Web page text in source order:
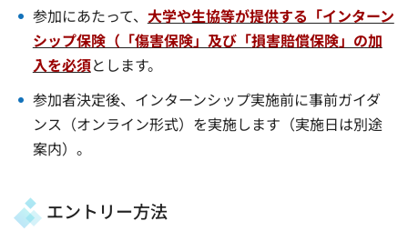
参加にあたって、 大学や生協等が提供する「インターン
シップ保険（「傷害保険」及び「損害賠償保険」の加
入を必須とします。
参加者決定後、インターンシップ実施前に事前ガイダ
ンス（オンライン形式）を実施します（実施日は別途
案内）。
エントリー方法